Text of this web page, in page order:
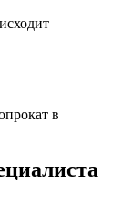
в